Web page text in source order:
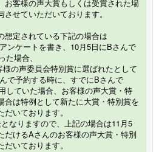
お客様の声大賞もしくは受賞された場
せていただいております。
想定されている下記の場合は
ンケートを書き、10月5日にBさんで
場合、
の声委員会特別賞に選ばれたとして
で予約する時に、すでにBさんで
していた場合、お客様の声大賞・特
合は特例として新たに大賞・特別賞を
いております。
なりますので、上記の場合は11月5
だけるAさんのお客様の声大賞・特別
いております。